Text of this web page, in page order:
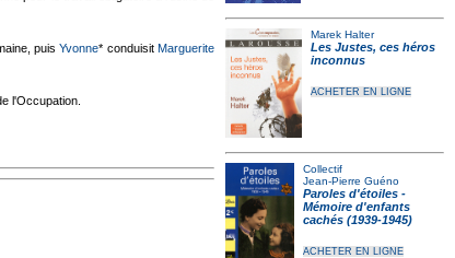
Marek Halter
Les Justes, ces héros
inconnus
ACHETER EN LIGNE
Collectif
Jean-Pierre Guéno
Paroles d'étoiles -
Mémoire d'enfants
cachés (1939-1945)
ACHETER EN LIGNE
puisYvonne* conduisitMarguerite
l'Occupation.